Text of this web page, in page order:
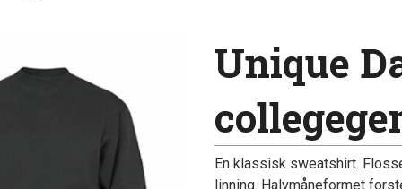
Unique
En klassisk sweatshirt.
linning. Halvmåneformet